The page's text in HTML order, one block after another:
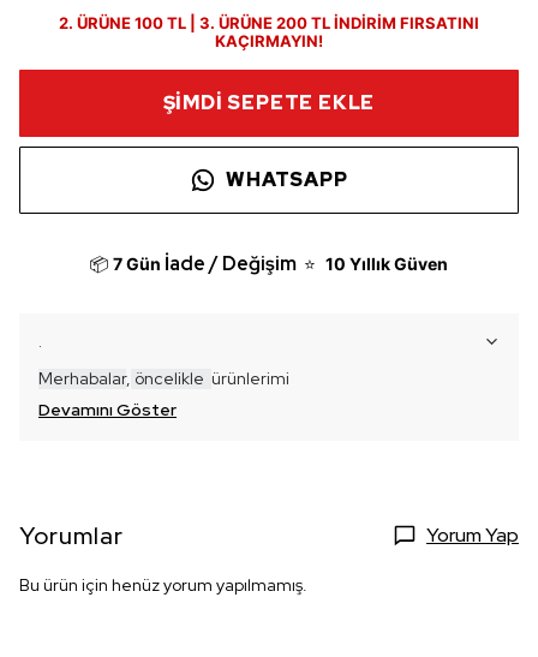
2. ÜRÜNE 100 TL | 3. ÜRÜNE 200 TL İNDİRİM FIRSATINI
KAÇIRMAYIN!
ŞİMDİ SEPETE EKLE
WHATSAPP
📦 7 Gün İade / Değişim ⭐ 10 Yıllık Güven
.
Merhabalar, öncelikle ürünlerimi
Devamını Göster
Yorumlar Yorum Yap
Bu ürün için henüz yorum yapılmamış.